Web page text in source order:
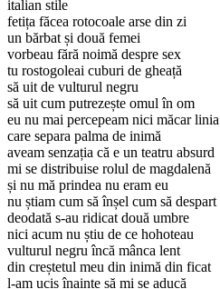
italian stile
fetița făcea rotocoale arse din zi
un bărbat și două femei
vorbeau fără noimă despre sex
tu rostogoleai cuburi de gheață
să uit de vulturul negru
să uit cum putrezește omul în om
eu nu mai percepeam nici măcar linia
care separa palma de inimă
aveam senzația că e un teatru absurd
mi se distribuise rolul de magdalenă
și nu mă prindea nu eram eu
nu știam cum să înșel cum să despart
deodată s-au ridicat două umbre
nici acum nu știu de ce hohoteau
vulturul negru încă mânca lent
din creștetul meu din inimă din ficat
l-am ucis înainte să mi se aducă